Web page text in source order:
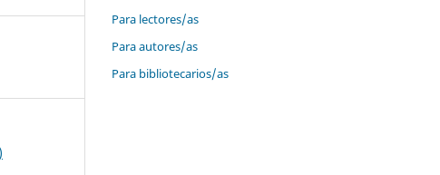
Para lectores/as
Para autores/as
Para bibliotecarios/as